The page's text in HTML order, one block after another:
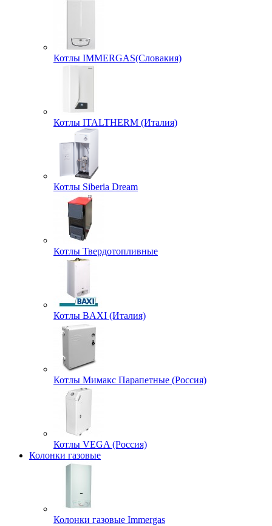
Котлы IMMERGAS(Словакия)
Котлы ITALTHERM (Италия)
Котлы Siberia Dream
Котлы Твердотопливные
Котлы BAXI (Италия)
Котлы Мимакс Парапетные (Россия)
Котлы VEGA (Россия)
Колонки газовые
Колонки газовые Immergas